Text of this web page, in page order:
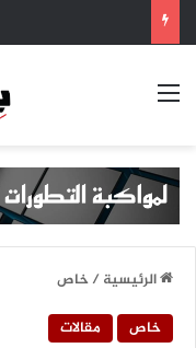
القائمة
الرئيسية/خاص
خاص
مقالات